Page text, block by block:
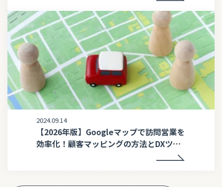
2024.09.14
【2026年版】Googleマップで訪問営業を
効率化！顧客マッピングの方法とDXツー